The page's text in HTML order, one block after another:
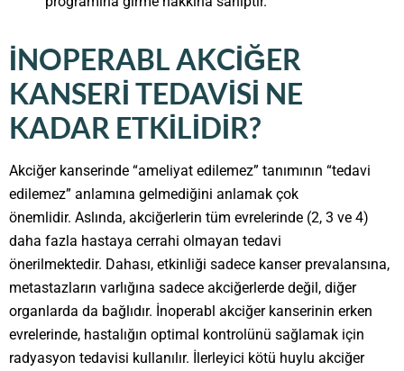
İNOPERABL AKCIĞER
KANSERI TEDAVISI NE
KADAR ETKILIDIR?
Akciğer kanserinde “ameliyat edilemez” tanımının “tedavi
edilemez” anlamına gelmediğini anlamak çok
önemlidir. Aslında, akciğerlerin tüm evrelerinde (2, 3 ve 4)
daha fazla hastaya cerrahi olmayan tedavi
önerilmektedir. Dahası, etkinliği sadece kanser prevalansına,
metastazların varlığına sadece akciğerlerde değil, diğer
organlarda da bağlıdır. İnoperabl akciğer kanserinin erken
evrelerinde, hastalığın optimal kontrolünü sağlamak için
radyasyon tedavisi kullanılır. İlerleyici kötü huylu akciğer